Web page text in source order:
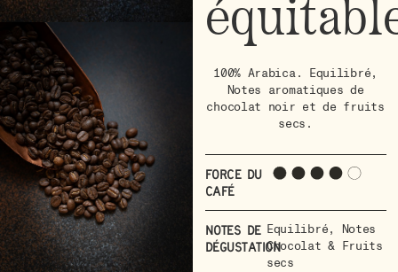
100% Arabica. Equilibré,
Notes aromatiques de
chocolat noir et de fruits
secs.
Force du
café
Notes de
dégustation
Equilibré, Notes
Chocolat & Fruits
secs